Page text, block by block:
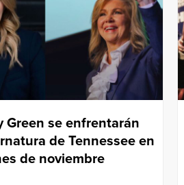
Green se enfrentarán
de Tennessee en
de noviembre